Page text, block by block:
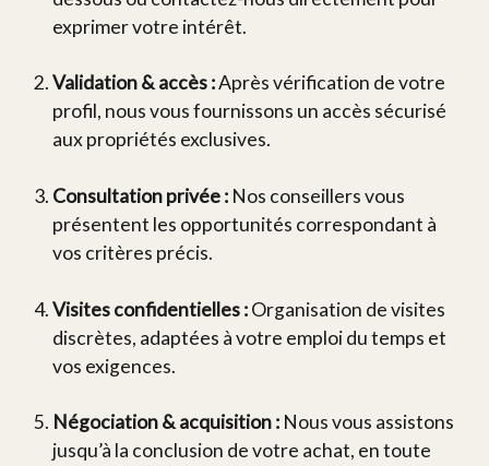
exprimer votre intérêt.
Validation & accès :Après vérification de votre
profil, nous vous fournissons un accès sécurisé
aux propriétés exclusives.
Consultation privée : Nos conseillers vous
présentent les opportunités correspondant à
vos critères précis.
Visites confidentielles :Organisation de visites
discrètes, adaptées à votre emploi du temps et
vos exigences.
Négociation & acquisition : Nous vous assistons
jusqu’à la conclusion de votre achat, en toute